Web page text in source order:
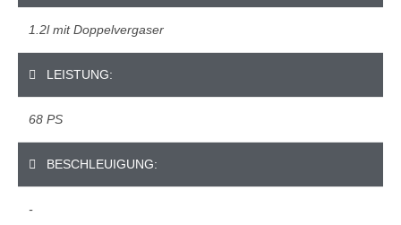
1.2l mit Doppelvergaser
LEISTUNG:
68 PS
BESCHLEUIGUNG:
-